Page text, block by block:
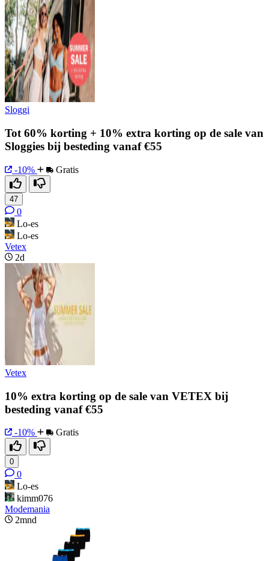
Sloggi
Tot 60% korting + 10% extra korting op de sale van
Sloggies bij besteding vanaf €55
-10% Gratis
47
0
Lo-es
Lo-es
Vetex
2d
Vetex
10% extra korting op de sale van VETEX bij
besteding vanaf €55
-10% Gratis
0
0
Lo-es
kimm076
Modemania
2mnd